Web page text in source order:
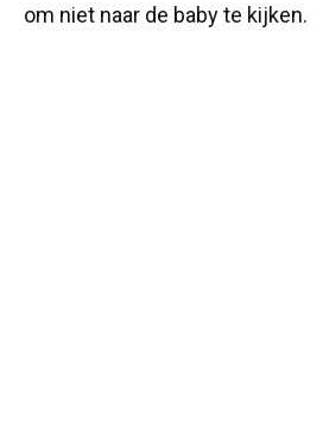
om niet naar de baby te kijken.